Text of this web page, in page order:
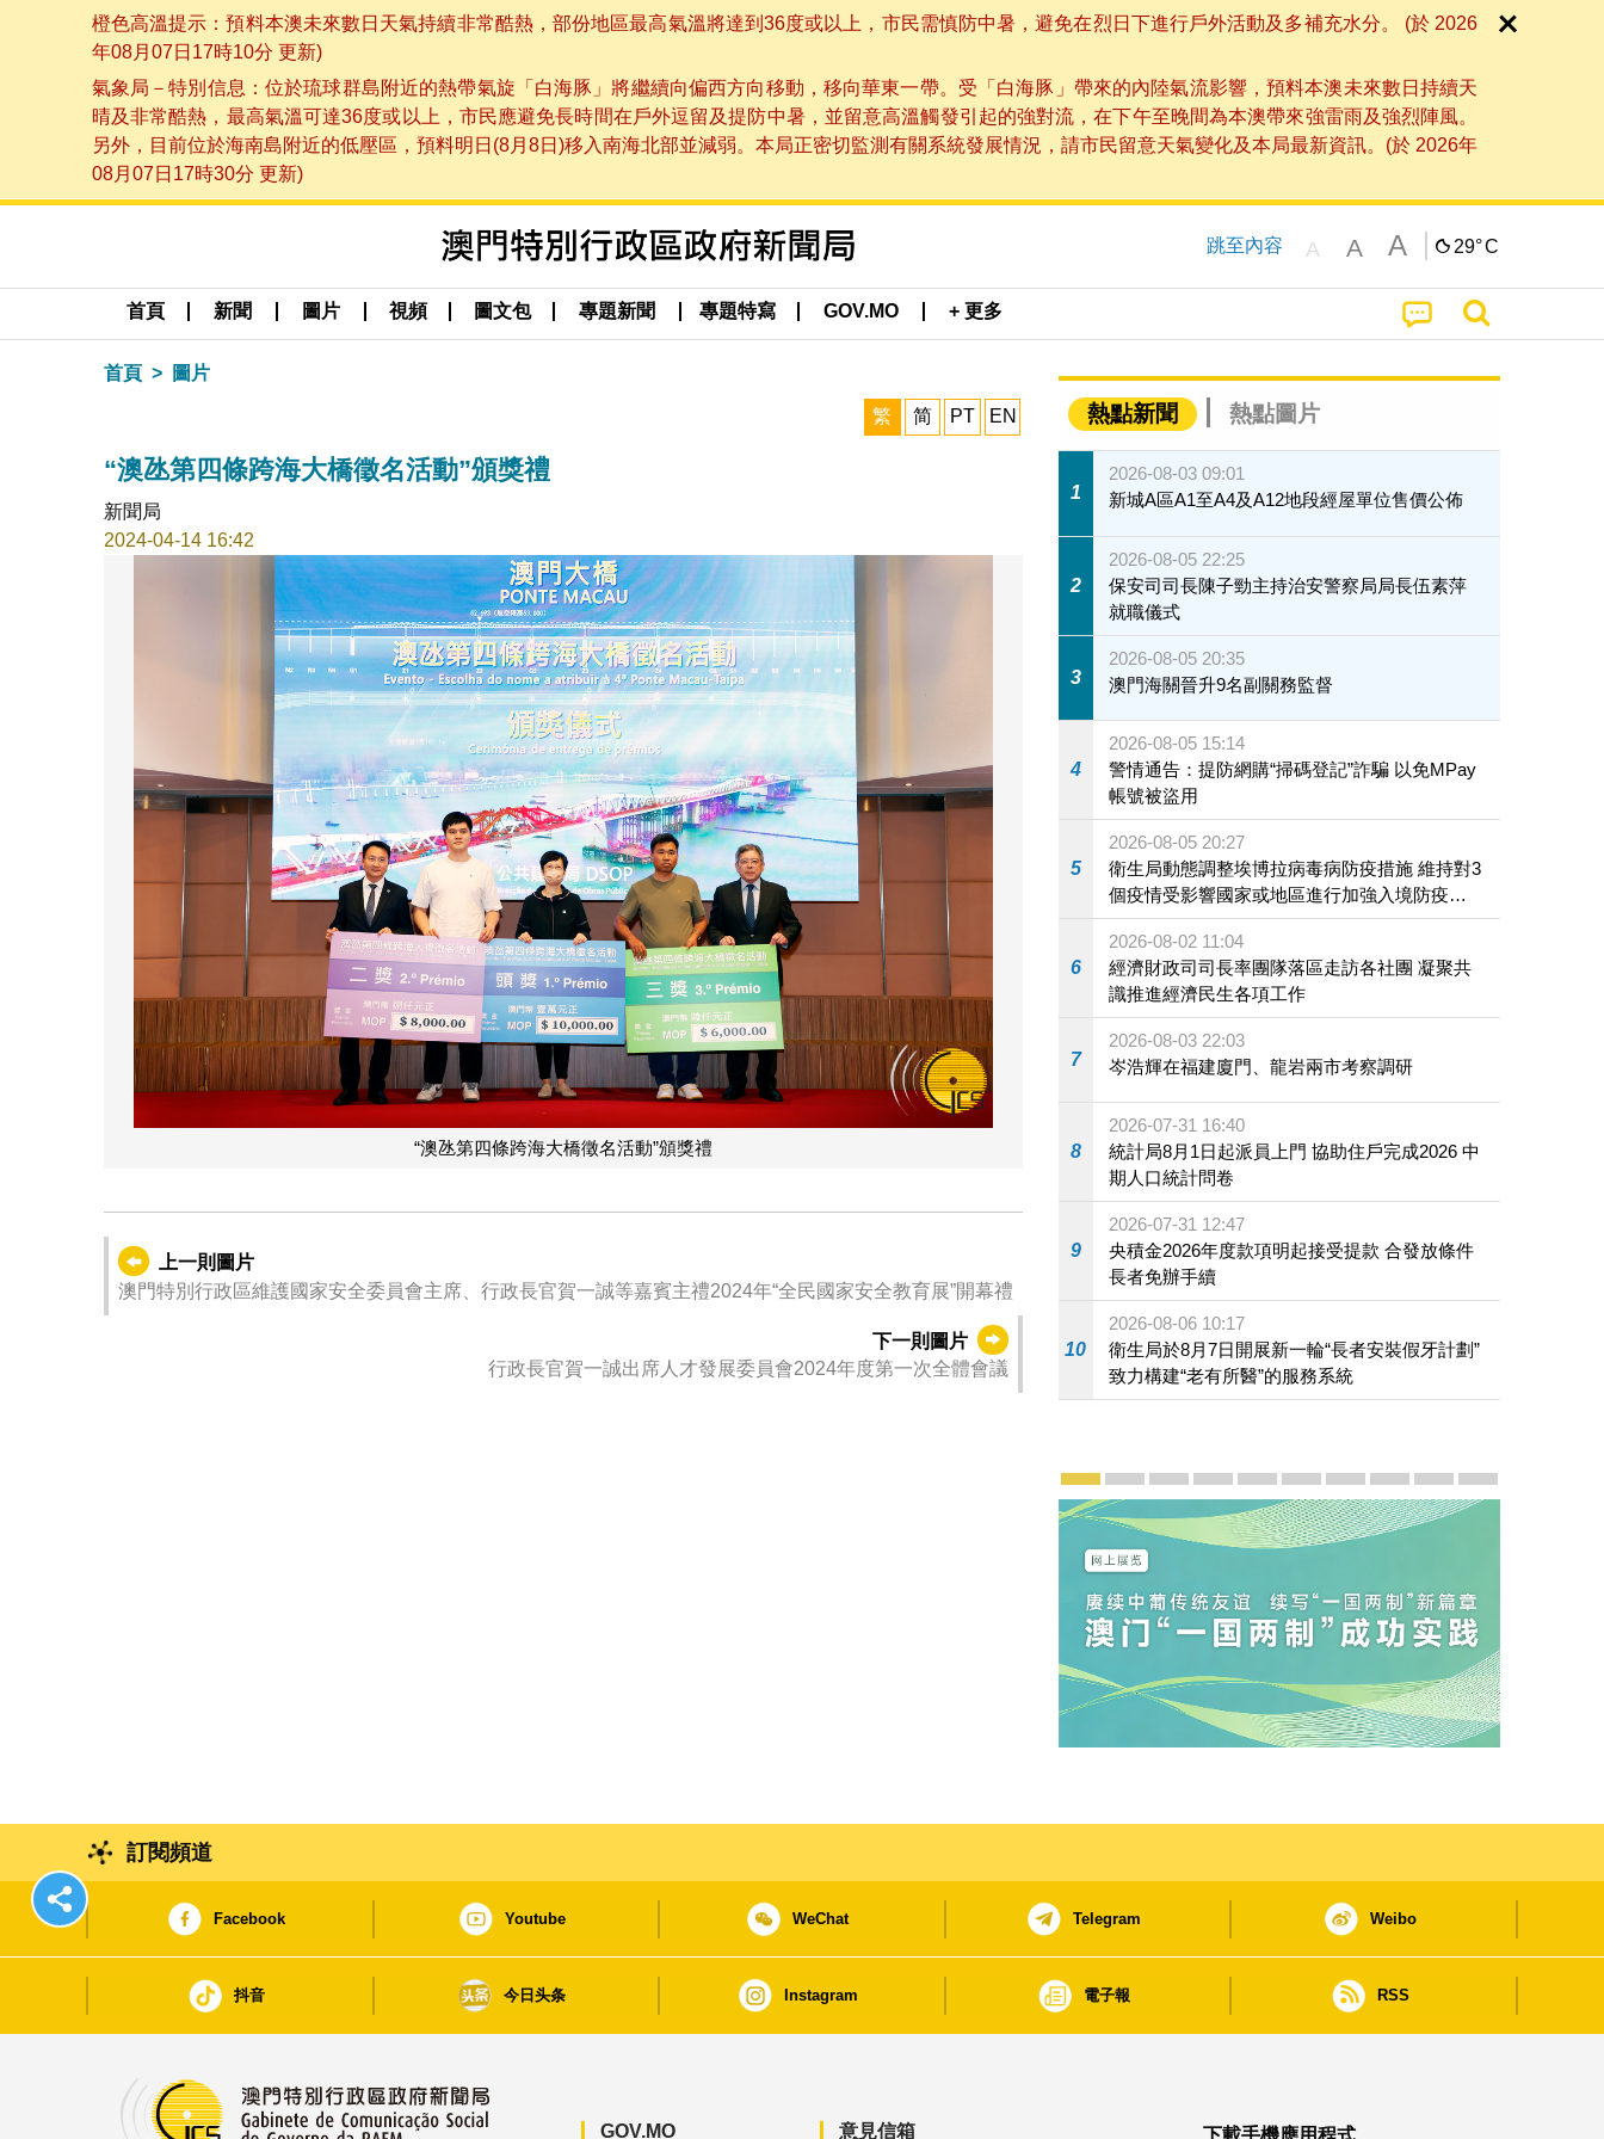
橙色高溫提示：預料本澳未來數日天氣持續非常酷熱，部份地區最高氣溫將達到36度或以上，市民需慎防中暑，避免在烈日下進行戶外活動及多補充水分。 (於 2026
年08月07日17時10分 更新)
氣象局－特別信息：位於琉球群島附近的熱帶氣旋「白海豚」將繼續向偏西方向移動，移向華東一帶。受「白海豚」帶來的內陸氣流影響，預料本澳未來數日持續天
晴及非常酷熱，最高氣溫可達36度或以上，市民應避免長時間在戶外逗留及提防中暑，並留意高溫觸發引起的強對流，在下午至晚間為本澳帶來強雷雨及強烈陣風。
另外，目前位於海南島附近的低壓區，預料明日(8月8日)移入南海北部並減弱。本局正密切監測有關系統發展情況，請市民留意天氣變化及本局最新資訊。(於 2026年
08月07日17時30分 更新)
跳至內容 A A A 29°C
首頁 新聞 圖片 視頻 圖文包 專題新聞 專題特寫 GOV.MO + 更多
首頁 圖片
繁 简 PT EN
“澳氹第四條跨海大橋徵名活動”頒獎禮
新聞局
2024-04-14 16:42
“澳氹第四條跨海大橋徵名活動”頒獎禮
上一則圖片
澳門特別行政區維護國家安全委員會主席、行政長官賀一誠等嘉賓主禮2024年“全民國家安全教育展”開幕禮
下一則圖片
行政長官賀一誠出席人才發展委員會2024年度第一次全體會議
熱點新聞 熱點圖片
1
2026-08-03 09:01
新城A區A1至A4及A12地段經屋單位售價公佈
2
2026-08-05 22:25
保安司司長陳子勁主持治安警察局局長伍素萍
就職儀式
3
2026-08-05 20:35
澳門海關晉升9名副關務監督
4
2026-08-05 15:14
警情通告：提防網購“掃碼登記”詐騙 以免MPay
帳號被盜用
5
2026-08-05 20:27
衛生局動態調整埃博拉病毒病防疫措施 維持對3
個疫情受影響國家或地區進行加強入境防疫措
施
6
2026-08-02 11:04
經濟財政司司長率團隊落區走訪各社團 凝聚共
識推進經濟民生各項工作
7
2026-08-03 22:03
岑浩輝在福建廈門、龍岩兩市考察調研
8
2026-07-31 16:40
統計局8月1日起派員上門 協助住戶完成2026 中
期人口統計問卷
9
2026-07-31 12:47
央積金2026年度款項明起接受提款 合發放條件
長者免辦手續
10
2026-08-06 10:17
衛生局於8月7日開展新一輪“長者安裝假牙計劃”
致力構建“老有所醫”的服務系統
宣傳及推廣
賡續中葡傳統友誼 續寫“一國兩制”新篇章 — 澳門“一國
澳門名片集
行政長官岑浩輝11月18日發表2026年施政報
施政特寫澳門特別行政區經濟和社會發展第
橫琴粵澳深度合作區專題網站
施政小講堂
走進澳門澳門相簿2020
《澳门微视
訂閱頻道
Facebook Youtube WeChat Telegram Weibo
抖音 今日头条 Instagram 電子報 RSS
GOV.MO 意見信箱 下載手機應用程式